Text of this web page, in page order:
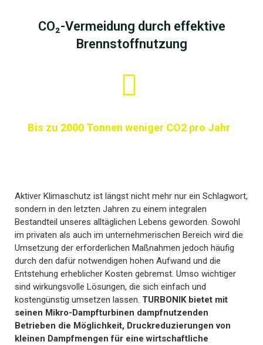
CO₂-Vermeidung durch effektive
Brennstoffnutzung
Bis zu 2000 Tonnen weniger CO2 pro Jahr
Aktiver Klimaschutz ist längst nicht mehr nur ein Schlagwort,
sondern in den letzten Jahren zu einem integralen
Bestandteil unseres alltäglichen Lebens geworden. Sowohl
im privaten als auch im unternehmerischen Bereich wird die
Umsetzung der erforderlichen Maßnahmen jedoch häufig
durch den dafür notwendigen hohen Aufwand und die
Entstehung erheblicher Kosten gebremst. Umso wichtiger
sind wirkungsvolle Lösungen, die sich einfach und
kostengünstig umsetzen lassen. TURBONIK bietet mit
seinen Mikro-Dampfturbinen dampfnutzenden
Betrieben die Möglichkeit, Druckreduzierungen von
kleinen Dampfmengen für eine wirtschaftliche